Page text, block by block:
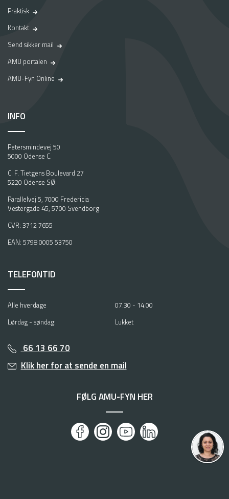
Praktisk
Kontakt
Send sikker mail
AMU portalen
AMU-Fyn Online
INFO
Petersmindevej 50
5000 Odense C.
C. F. Tietgens Boulevard 27
5220 Odense SØ.
Parallelvej 5, 7000 Fredericia
Vestergade 45, 5700 Svendborg
CVR: 3712 7655
EAN: 5798 0005 53750
TELEFONTID
Alle hverdage
07.30 - 14.00
Lørdag - søndag:
Lukket
66 13 66 70
Klik her for at sende en mail
FØLG AMU-FYN HER